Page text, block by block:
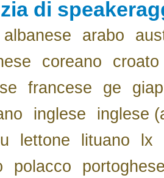
di
albanese arabo
coreano
croato
francese ge
inglese
inglese
lettone lituano lx
polacco